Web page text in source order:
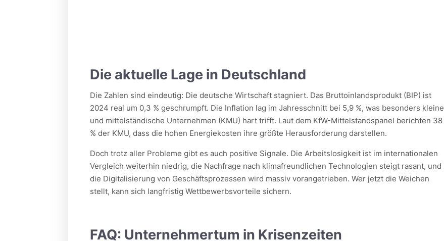
Die aktuelle Lage in Deutschland
Die Zahlen sind eindeutig: Die deutsche Wirtschaft stagniert. Das Bruttoinlandsprodukt (BIP) ist
2024 real um 0,3 % geschrumpft. Die Inflation lag im Jahresschnitt bei 5,9 %, was besonders kleine
und mittelständische Unternehmen (KMU) hart trifft. Laut dem KfW-Mittelstandspanel berichten 38
% der KMU, dass die hohen Energiekosten ihre größte Herausforderung darstellen.
Doch trotz aller Probleme gibt es auch positive Signale. Die Arbeitslosigkeit ist im internationalen
Vergleich weiterhin niedrig, die Nachfrage nach klimafreundlichen Technologien steigt rasant, und
die Digitalisierung von Geschäftsprozessen wird massiv vorangetrieben. Wer jetzt die Weichen
stellt, kann sich langfristig Wettbewerbsvorteile sichern.
FAQ: Unternehmertum in Krisenzeiten